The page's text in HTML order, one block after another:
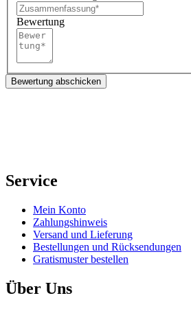
Bewertung
Bewertung abschicken
Service
Mein Konto
Zahlungshinweis
Versand und Lieferung
Bestellungen und Rücksendungen
Gratismuster bestellen
Über Uns